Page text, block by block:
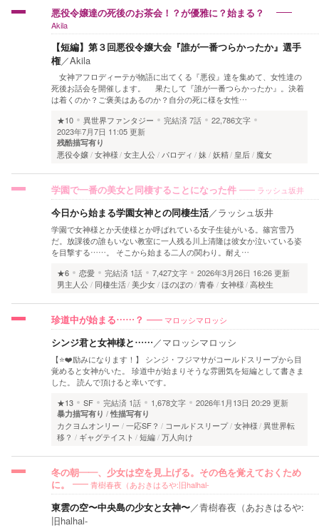
悪役令嬢達の死後のお茶会！？が優雅に？始まる？
Akila
【短編】第３回悪役令嬢大会『誰が一番つらかったか』選手
権／Akila
女神アフロディーテが物語に出てくる『悪役』達を集めて、女性達の
死後お話会を開催します。 果たして『誰が一番つらかったか』。決着
は着くのか？ご褒美はあるのか？自分の死に様を女性…
★10
異世界ファンタジー 完結済7話
22,786文字
2023年7月7日 11:05 更新
残酷描写有り
悪役令嬢 女神様 女主人公 パロディ 妹 妖精 皇后 魔女
学園で一番の美女と同棲することになった件 ラッシュ坂井
今日から始まる学園女神との同棲生活／ラッシュ坂井
学園で女神様とか天使様とか呼ばれている女子生徒がいる。篠宮雪乃
だ。放課後の誰もいない教室に一人残る川上清隆は彼女か泣いている姿
を目撃する……。 そこから始まる二人の関わり。耐え…
★6
恋愛 完結済 1話 7,427文字
2026年3月26日 16:26 更新
男主人公
同棲生活 美少女 ほのぼの 青春 女神様 高校生
珍道中が始まる……？ マロッシマロッシ
シンジ君と女神様と……／マロッシマロッシ
【⭐️❤️励みになります！】 シンジ・フジマサがコールドスリープから目
覚めると女神がいた。 珍道中が始まりそうな雰囲気を短編として書きま
した。 読んで頂けると幸いです。
★13
SF 完結済 1話 1,678文字 2026年1月13日 20:29 更新
暴力描写有り 性描写有り
カクヨムオンリー 一応SF？ コールドスリープ 女神様 異世界転
移？
ギャグテイスト 短編 万人向け
冬の朝——、少女は空を見上げる。その色を覚えておくため
に。
青樹春夜（あおきはるや:旧halhal-
東雲の空〜中央島の少女と女神〜／青樹春夜（あおきはるや:
旧halhal-